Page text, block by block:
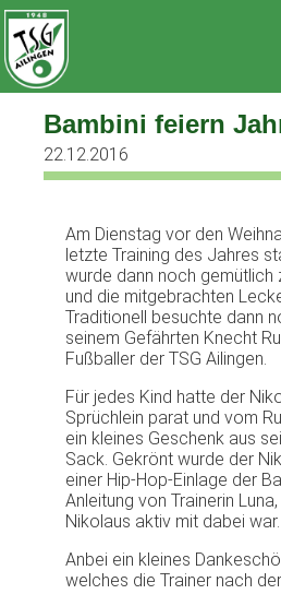
Zum
Inhalt
springen
Bambini feiern
22.12.2016
Am Dienstag vor den
letzte Training des Jahres
wurde dann noch gemütlich
und die mitgebrachten
Traditionell besuchte dann
seinem Gefährten Knecht
Fußballer der TSG Ailingen.
Für jedes Kind hatte der
Sprüchlein parat und vom
ein kleines Geschenk aus
Sack. Gekrönt wurde der
einer Hip-Hop-Einlage der
Anleitung von Trainerin
Nikolaus aktiv mit dabei war.
Anbei ein kleines
welches die Trainer nach